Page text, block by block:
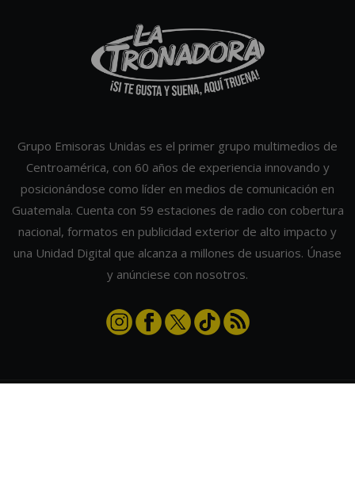
Grupo Emisoras Unidas es el primer grupo multimedios de
Centroamérica, con 60 años de experiencia innovando y
posicionándose como líder en medios de comunicación en
Guatemala. Cuenta con 59 estaciones de radio con cobertura
nacional, formatos en publicidad exterior de alto impacto y
una Unidad Digital que alcanza a millones de usuarios. Únase
y anúnciese con nosotros.